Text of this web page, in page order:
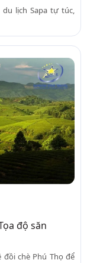
lịch Sapa tự túc,
độ săn
chè Phú Thọ để